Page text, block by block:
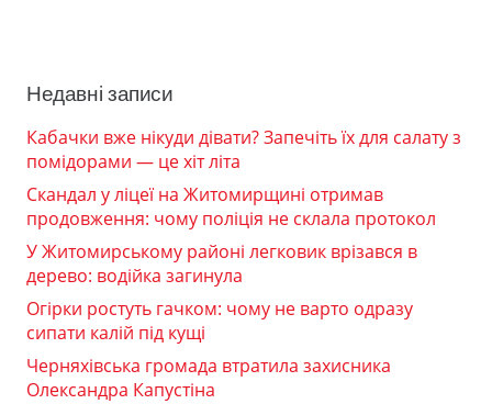
Недавні записи
Кабачки вже нікуди дівати? Запечіть їх для салату з
помідорами — це хіт літа
Скандал у ліцеї на Житомирщині отримав
продовження: чому поліція не склала протокол
У Житомирському районі легковик врізався в
дерево: водійка загинула
Огірки ростуть гачком: чому не варто одразу
сипати калій під кущі
Черняхівська громада втратила захисника
Олександра Капустіна